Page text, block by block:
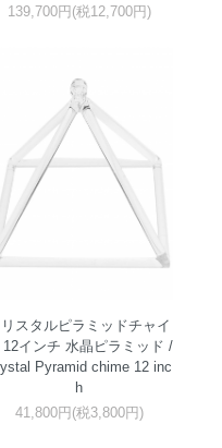
139,700円(税12,700円)
スタルピラミッドチャイ
12インチ 水晶ピラミッド /
Pyramid chime 12 inc
h
41,800円(税3,800円)